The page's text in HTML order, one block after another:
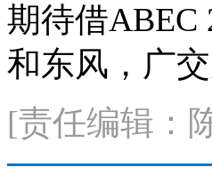
期待借ABEC
和东风，广
[责任编辑：